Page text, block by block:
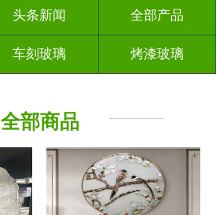
头条新闻 全部产品
车刻玻璃 烤漆玻璃
其它玻璃
全部商品